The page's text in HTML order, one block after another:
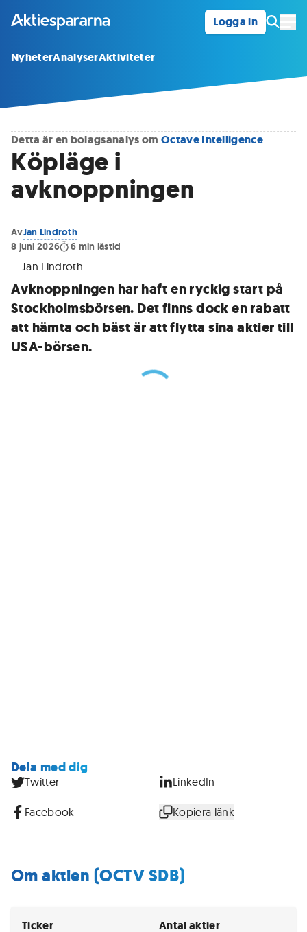
Logga in
NyheterAnalyserAktiviteter
Detta är en bolagsanalys om Octave Intelligence
Köpläge i
avknoppningen
AvJan Lindroth
8 juni 2026
6 min lästid
Jan Lindroth.
Avknoppningen har haft en ryckig start på
Stockholmsbörsen. Det finns dock en rabatt
att hämta och bäst är att flytta sina aktier till
USA-börsen.
Dela med dig
Twitter LinkedIn
Facebook Kopiera länk
Om aktien (OCTV SDB)
Ticker Antal aktier